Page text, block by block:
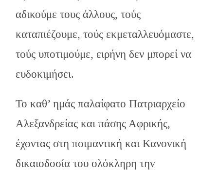
αδικούμε τους άλλους, τούς
καταπιέζουμε, τούς εκμεταλλευόμαστε,
τούς υποτιμούμε, ειρήνη δεν μπορεί να
ευδοκιμήσει.
Το καθ’ ημάς παλαίφατο Πατριαρχείο
Αλεξανδρείας και πάσης Αφρικής,
έχοντας στη ποιμαντική και Κανονική
δικαιοδοσία του ολόκληρη την